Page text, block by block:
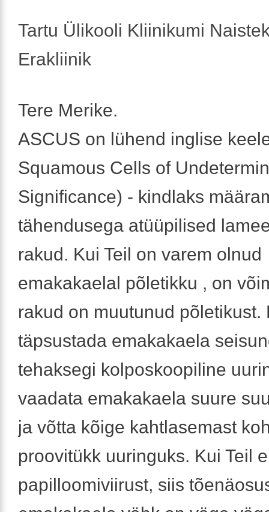
Tartu Ülikooli Kliinikumi
Erakliinik
Tere Merike.
ASCUS on lühend inglise
Squamous Cells of
Significance) - kindlaks
tähendusega atüüpilised
rakud. Kui Teil on varem olnud
emakakaelal põletikku , on
rakud on muutunud põletikust.
täpsustada emakakaela
tehaksegi kolposkoopiline
vaadata emakakaela suure
ja võtta kõige kahtlasemast
proovitükk uuringuks. Kui Teil
papilloomiviirust, siis